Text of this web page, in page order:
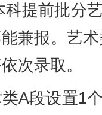
前批分艺
兼报。艺
次录取。
段设置1个